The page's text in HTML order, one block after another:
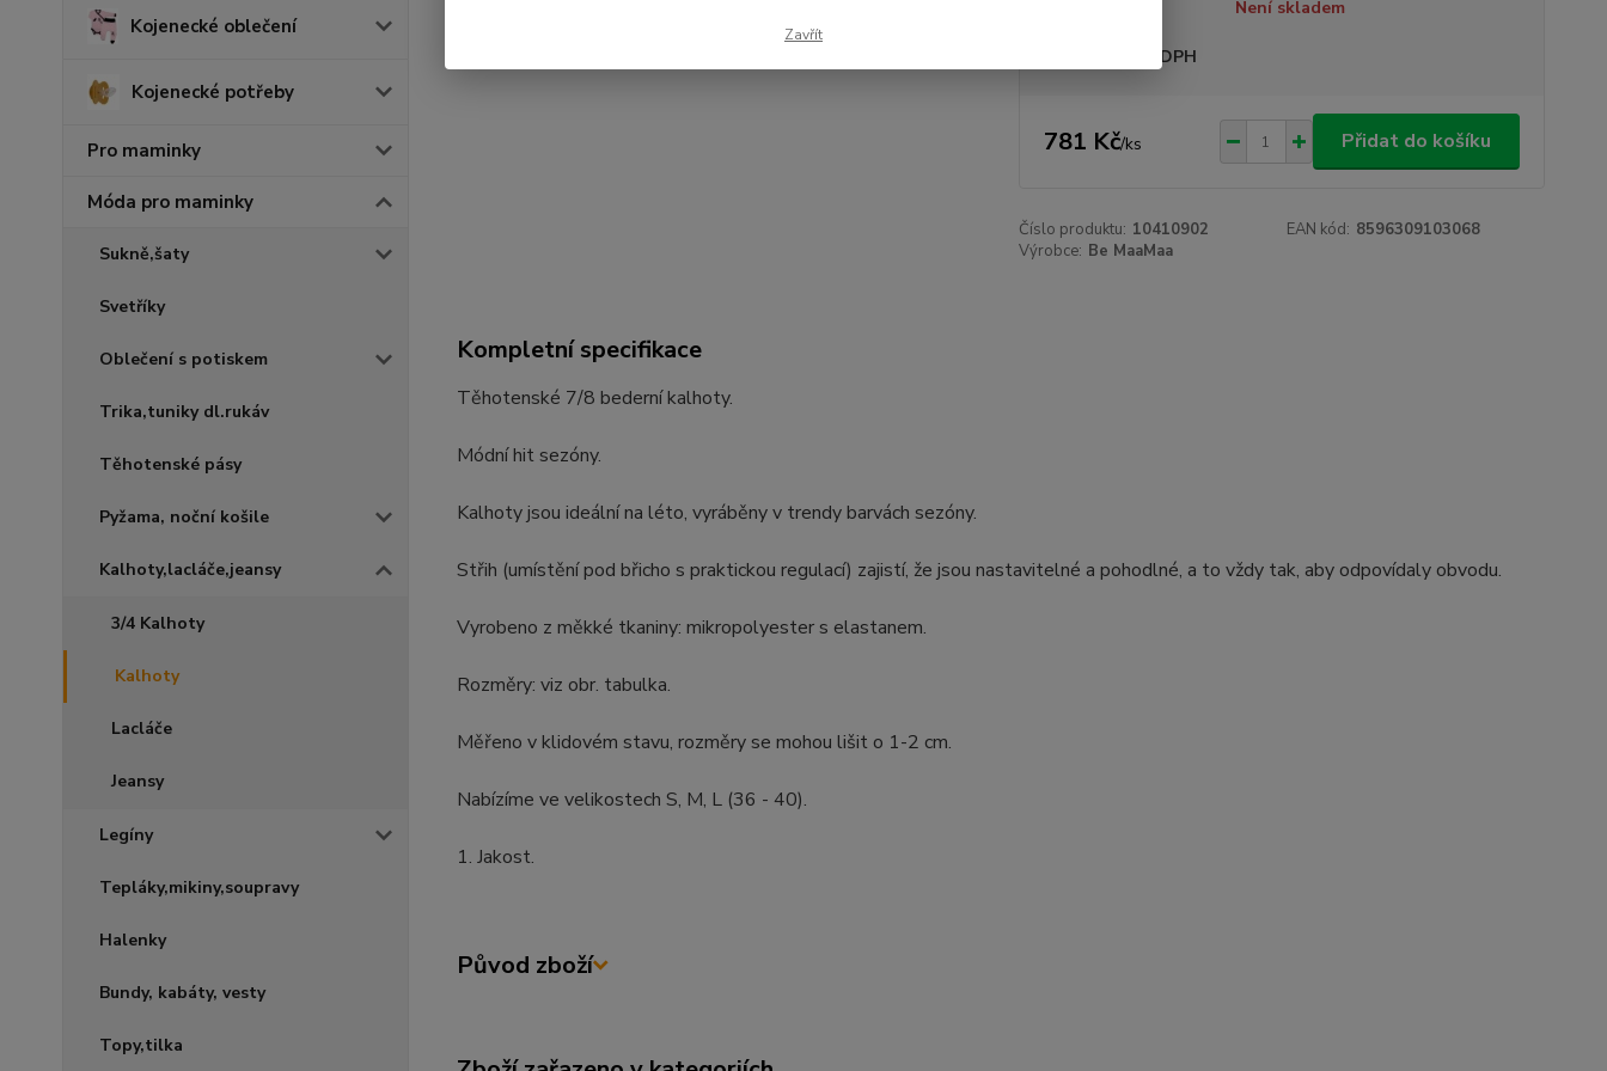
Kojenecké oblečení
Kojenecké potřeby
Pro maminky
Móda pro maminky
Sukně,šaty
Svetříky
Oblečení s potiskem
Trika,tuniky dl.rukáv
Těhotenské pásy
Pyžama, noční košile
Kalhoty,lacláče,jeansy
3/4 Kalhoty
Kalhoty
Lacláče
Jeansy
Legíny
Tepláky,mikiny,soupravy
Halenky
Bundy, kabáty, vesty
Topy,tilka
Není skladem
Nejsme plátci DPH
781 Kč/ks Přidat do košíku
Číslo produktu: 10410902 EAN kód: 8596309103068
Výrobce: Be MaaMaa
Kompletní specifikace
Těhotenské 7/8 bederní kalhoty.
Módní hit sezóny.
Kalhoty jsou ideální na léto, vyráběny v trendy barvách sezóny.
Střih (umístění pod břicho s praktickou regulací) zajistí, že jsou nastavitelné a pohodlné, a to vždy tak, aby odpovídaly obvodu.
Vyrobeno z měkké tkaniny: mikropolyester s elastanem.
Rozměry: viz obr. tabulka.
Měřeno v klidovém stavu, rozměry se mohou lišit o 1-2 cm.
Nabízíme ve velikostech S, M, L (36 - 40).
1. Jakost.
Původ zboží
Zavřít